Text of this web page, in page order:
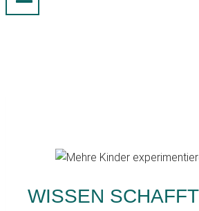
WISSEN